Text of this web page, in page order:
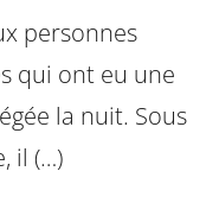
personnes
qui ont eu une
la nuit. Sous
il (…)